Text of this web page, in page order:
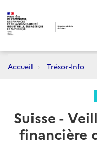
Accueil Trésor-Info
Suisse -
financière